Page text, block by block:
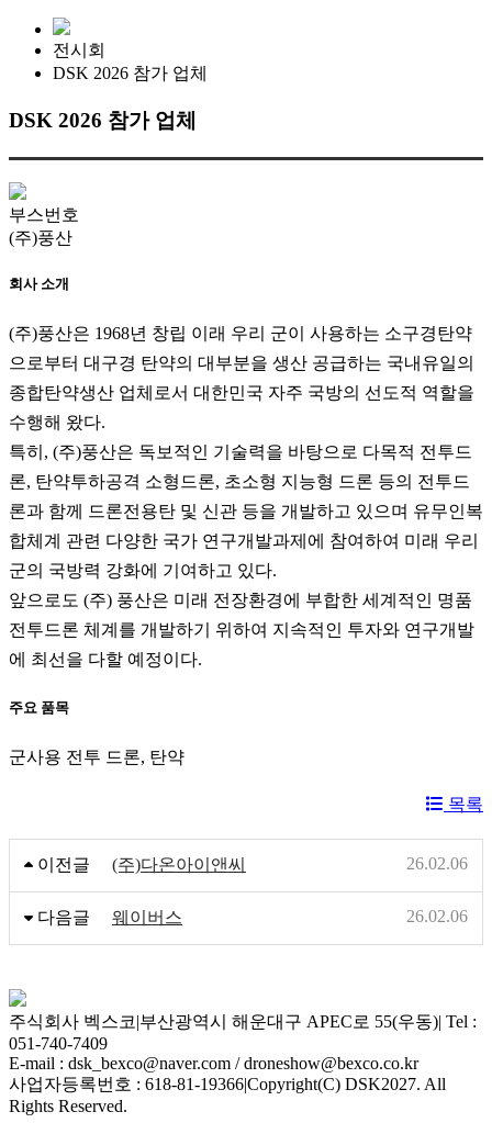
전시회
DSK 2026 참가 업체
DSK 2026 참가 업체
부스번호
(주)풍산
회사 소개
(주)풍산은 1968년 창립 이래 우리 군이 사용하는 소구경탄약
으로부터 대구경 탄약의 대부분을 생산 공급하는 국내유일의
종합탄약생산 업체로서 대한민국 자주 국방의 선도적 역할을
수행해 왔다.
특히, (주)풍산은 독보적인 기술력을 바탕으로 다목적 전투드
론, 탄약투하공격 소형드론, 초소형 지능형 드론 등의 전투드
론과 함께 드론전용탄 및 신관 등을 개발하고 있으며 유무인복
합체계 관련 다양한 국가 연구개발과제에 참여하여 미래 우리
군의 국방력 강화에 기여하고 있다.
앞으로도 (주) 풍산은 미래 전장환경에 부합한 세계적인 명품
전투드론 체계를 개발하기 위하여 지속적인 투자와 연구개발
에 최선을 다할 예정이다.
주요 품목
군사용 전투 드론, 탄약
목록
이전글 (주)다온아이앤씨 26.02.06
다음글 웨이버스 26.02.06
주식회사 벡스코|부산광역시 해운대구 APEC로 55(우동)| Tel :
051-740-7409
E-mail : dsk_bexco@naver.com / droneshow@bexco.co.kr
사업자등록번호 : 618-81-19366|Copyright(C) DSK2027. All
Rights Reserved.